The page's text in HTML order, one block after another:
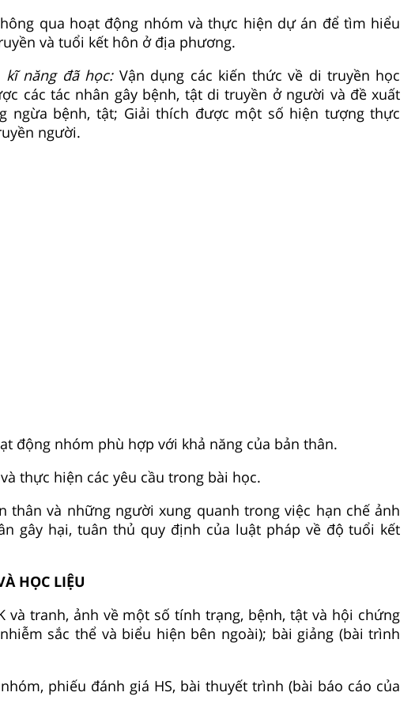
qua hoạt động nhóm và thực hiện dự án để tìm hiểu
và tuổi kết hôn ở địa phương.
kĩ năng đã học: Vận dụng các kiến thức về di truyền học
các tác nhân gây bệnh, tật di truyền ở người và đề xuất
ngừa bệnh, tật; Giải thích được một số hiện tượng thực
người.
động nhóm phù hợp với khả năng của bản thân.
thực hiện các yêu cầu trong bài học.
thân và những người xung quanh trong việc hạn chế ảnh
gây hại, tuân thủ quy định của luật pháp về độ tuổi kết
HỌC LIỆU
và tranh, ảnh về một số tính trạng, bệnh, tật và hội chứng
sắc thể và biểu hiện bên ngoài); bài giảng (bài trình
phiếu đánh giá HS, bài thuyết trình (bài báo cáo của